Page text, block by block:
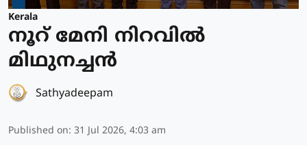
Kerala
നൂറ് മേനി നിറവിൽ
മിഥുനച്ചൻ
Sathyadeepam
Published on: 31 Jul 2026, 4:03 am